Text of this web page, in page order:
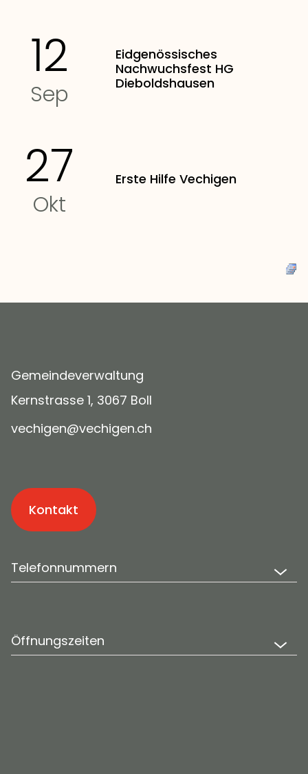
12
Sep
Eidgenössisches
Nachwuchsfest HG
Dieboldshausen
27
Okt
Erste Hilfe Vechigen
Gemeindeverwaltung
Kernstrasse 1, 3067 Boll
v ch g n v ch g n ch
Kontakt
Telefonnummern
Öffnungszeiten